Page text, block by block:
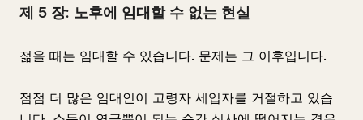
제 5 장: 노후에 임대할 수 없는 현실
젊을 때는 임대할 수 있습니다. 문제는 그 이후입니다.
점점 더 많은 임대인이 고령자 세입자를 거절하고 있습